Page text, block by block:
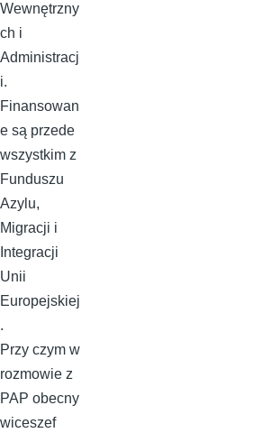
Wewnętrzny
ch i
Administracj
i.
Finansowan
e są przede
wszystkim z
Funduszu
Azylu,
Migracji i
Integracji
Unii
Europejskiej
.
Przy czym w
rozmowie z
PAP obecny
wiceszef